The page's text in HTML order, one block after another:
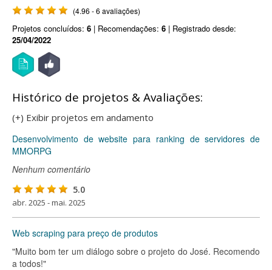
(4.96 - 6 avaliações)
Projetos concluídos: 6 | Recomendações: 6 | Registrado desde:
25/04/2022
Histórico de projetos & Avaliações:
(+) Exibir projetos em andamento
Desenvolvimento de website para ranking de servidores de
MMORPG
Nenhum comentário
5.0
abr. 2025 - mai. 2025
Web scraping para preço de produtos
"Muito bom ter um diálogo sobre o projeto do José. Recomendo
a todos!"